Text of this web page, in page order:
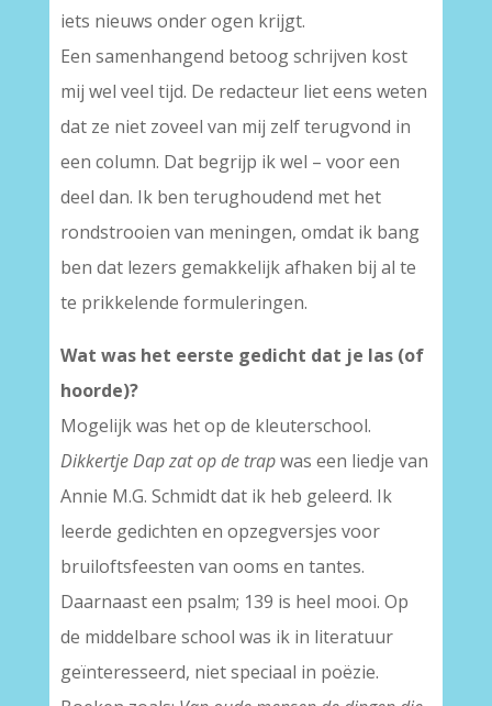
iets nieuws onder ogen krijgt.
Een samenhangend betoog schrijven kost
mij wel veel tijd. De redacteur liet eens weten
dat ze niet zoveel van mij zelf terugvond in
een column. Dat begrijp ik wel – voor een
deel dan. Ik ben terughoudend met het
rondstrooien van meningen, omdat ik bang
ben dat lezers gemakkelijk afhaken bij al te
te prikkelende formuleringen.
Wat was het eerste gedicht dat je las (of
hoorde)?
Mogelijk was het op de kleuterschool.
Dikkertje Dap zat op de trapwas een liedje van
Annie M.G. Schmidt dat ik heb geleerd. Ik
leerde gedichten en opzegversjes voor
bruiloftsfeesten van ooms en tantes.
Daarnaast een psalm; 139 is heel mooi. Op
de middelbare school was ik in literatuur
geïnteresseerd, niet speciaal in poëzie.